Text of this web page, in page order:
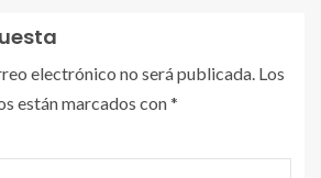
electrónico no será publicada. Los
están marcados con*